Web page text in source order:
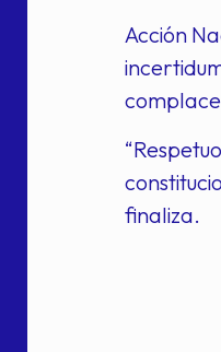
Acción
finaliza.